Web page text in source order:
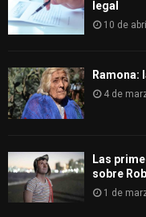
legal
10 de
Ramona:
4 de
Las
sobre
1 de